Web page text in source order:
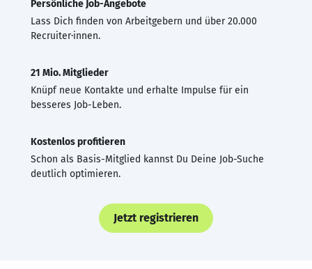
Persönliche Job-Angebote
Lass Dich finden von Arbeitgebern und über 20.000
Recruiter·innen.
21 Mio. Mitglieder
Knüpf neue Kontakte und erhalte Impulse für ein
besseres Job-Leben.
Kostenlos profitieren
Schon als Basis-Mitglied kannst Du Deine Job-Suche
deutlich optimieren.
Jetzt registrieren